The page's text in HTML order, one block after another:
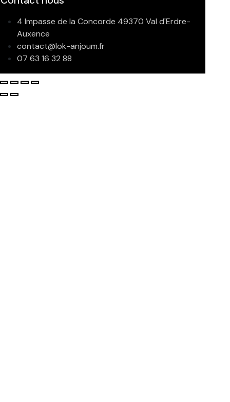
4 Impasse de la Concorde 49370 Val d'Erdre-
Auxence
contact@lok-anjoum.fr
07 63 16 32 88